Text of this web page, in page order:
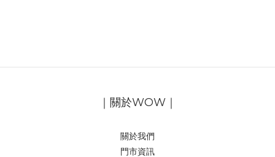
｜關於WOW｜
關於我們
門市資訊